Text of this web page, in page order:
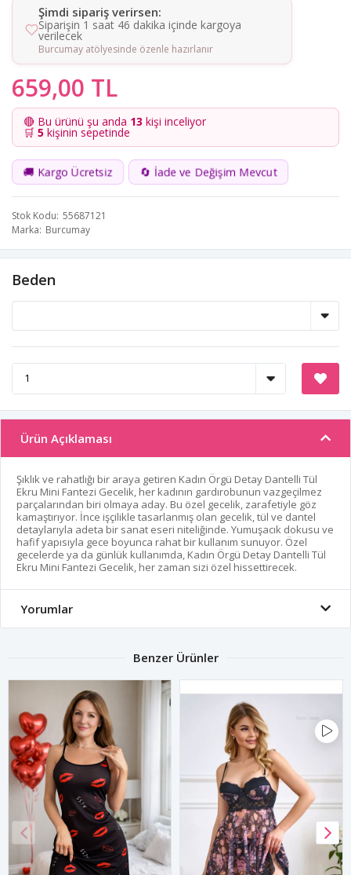
Şimdi sipariş verirsen:
Siparişin 1 saat 46 dakika içinde kargoya
verilecek
Burcumay atölyesinde özenle hazırlanır
659,00 TL
🔴 Bu ürünü şu anda 13 kişi inceliyor
🛒 5 kişinin sepetinde
🚚 Kargo Ücretsiz 🔄 İade ve Değişim Mevcut
Stok Kodu 55687121
Marka Burcumay
Beden
Ürün Açıklaması
Şıklık ve rahatlığı bir araya getiren Kadın Örgü Detay Dantelli Tül
Ekru Mini Fantezi Gecelik, her kadının gardırobunun vazgeçilmez
parçalarından biri olmaya aday. Bu özel gecelik, zarafetiyle göz
kamaştırıyor. İnce işçilikle tasarlanmış olan gecelik, tül ve dantel
detaylarıyla adeta bir sanat eseri niteliğinde. Yumuşacık dokusu ve
hafif yapısıyla gece boyunca rahat bir kullanım sunuyor. Özel
gecelerde ya da günlük kullanımda, Kadın Örgü Detay Dantelli Tül
Ekru Mini Fantezi Gecelik, her zaman sizi özel hissettirecek.
Yorumlar
Benzer Ürünler